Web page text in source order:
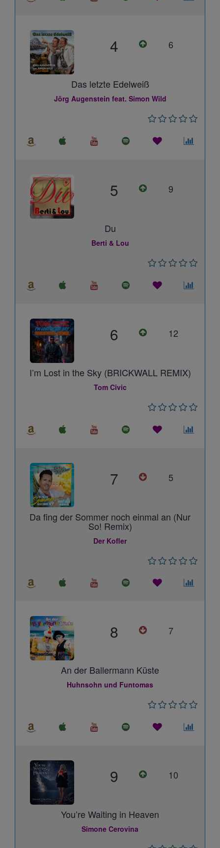
4 6
Das letzte Edelweiß
Jörg Augenstein feat. Simon Wild
5 9
Du
Berti & Lou
6 12
I’m Lost in the Sky (BRICKWALL REMIX)
Tom Civic
7 5
Da fing der Sommer noch einmal an (Nur
So! Remix)
Der Kofler
8 7
An der Ballermann Küste
Huhnsohn und Funtomas
9 10
You’re Waiting in Heaven
Simone Cerovina